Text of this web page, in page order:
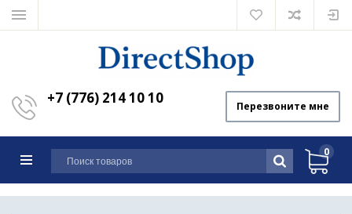
+7 (776) 214 10 10 Перезвоните мне
0